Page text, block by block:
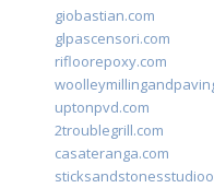
giobastian.com
glpascensori.com
rifloorepoxy.com
uptonpvd.com
2troublegrill.com
casateranga.com